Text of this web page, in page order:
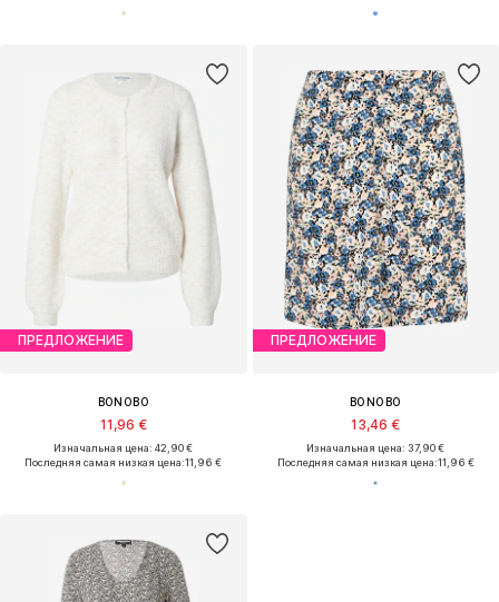
ПРЕДЛОЖЕНИЕ
BONOBO
11,96 €
Изначальная цена: 42,90 €
Последняя самая низкая цена:11,96 €
ПРЕДЛОЖЕНИЕ
BONOBO
13,46 €
Изначальная цена: 37,90 €
Последняя самая низкая цена:11,96 €